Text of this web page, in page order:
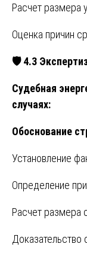
Расчет размера
Оценка причин
🛡 4.3
Судебная
случаях:
Обоснование
Установление
Определение
Расчет размера
Доказательство